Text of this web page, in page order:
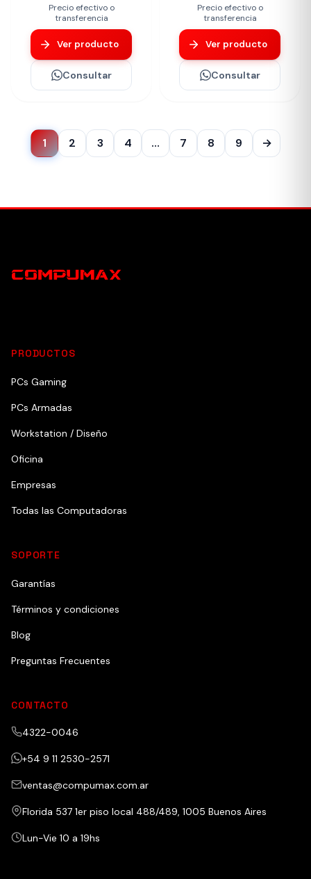
Precio efectivo o
transferencia
Ver producto
Consultar
Precio efectivo o
transferencia
Ver producto
Consultar
1 2 3 4 … 7 8 9 →
PRODUCTOS
PCs Gaming
PCs Armadas
Workstation / Diseño
Oficina
Empresas
Todas las Computadoras
SOPORTE
Garantías
Términos y condiciones
Blog
Preguntas Frecuentes
CONTACTO
4322-0046
+54 9 11 2530-2571
ventas@compumax.com.ar
Florida 537 1er piso local 488/489, 1005 Buenos Aires
Lun-Vie 10 a 19hs